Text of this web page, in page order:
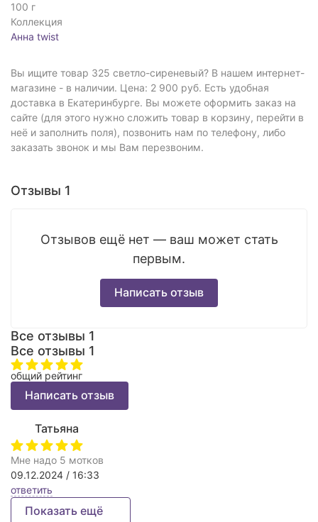
100 г
Коллекция
Анна twist
Вы ищите товар 325 светло-сиреневый? В нашем интернет-
магазине - в наличии. Цена: 2 900 руб. Есть удобная
доставка в Екатеринбурге. Вы можете оформить заказ на
сайте (для этого нужно сложить товар в корзину, перейти в
неё и заполнить поля), позвонить нам по телефону, либо
заказать звонок и мы Вам перезвоним.
Отзывы 1
Отзывов ещё нет — ваш может стать
первым.
Написать отзыв
Все отзывы 1
Все отзывы 1
общий рейтинг
Написать отзыв
Татьяна
Мне надо 5 мотков
09.12.2024 / 16:33
ответить
Показать ещё